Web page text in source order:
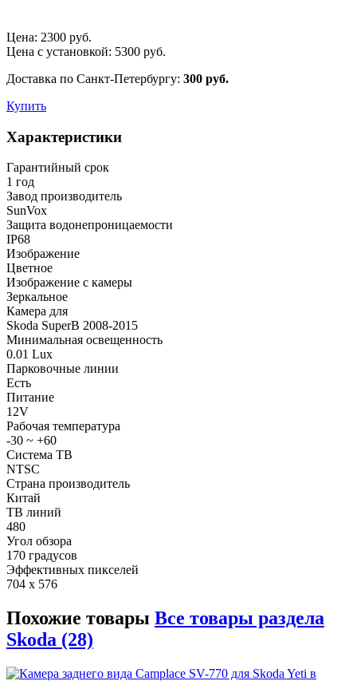
Цена: 2300 руб.
Цена с установкой: 5300 руб.
Доставка по Санкт-Петербургу: 300 руб.
Купить
Характеристики
Гарантийный срок
1 год
Завод производитель
SunVox
Защита водонепроницаемости
IP68
Изображение
Цветное
Изображение с камеры
Зеркальное
Камера для
Skoda SuperB 2008-2015
Минимальная освещенность
0.01 Lux
Парковочные линии
Есть
Питание
12V
Рабочая температура
-30 ~ +60
Система ТВ
NTSC
Страна производитель
Китай
ТВ линий
480
Угол обзора
170 градусов
Эффективных пикселей
704 x 576
Похожие товары Все товары раздела
Skoda (28)